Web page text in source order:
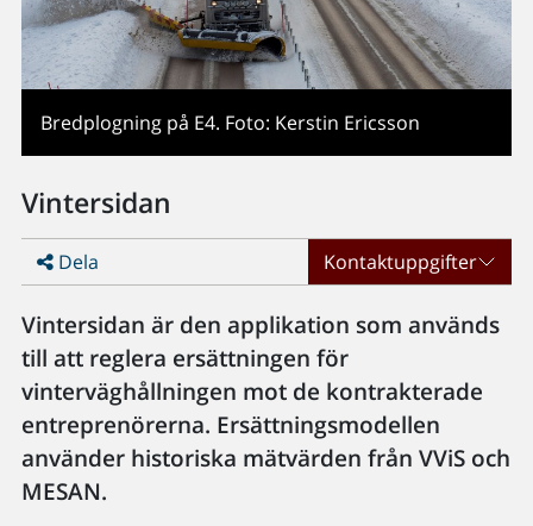
Bredplogning på E4. Foto: Kerstin Ericsson
Vintersidan
Dela Kontaktuppgifter
Vintersidan är den applikation som används
till att reglera ersättningen för
vinterväghållningen mot de kontrakterade
entreprenörerna. Ersättningsmodellen
använder historiska mätvärden från VViS och
MESAN.